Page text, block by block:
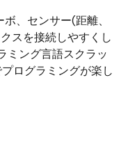
、センサー(距離、
スを接続しやすくし
ミング言語スクラッ
ログラミングが楽し